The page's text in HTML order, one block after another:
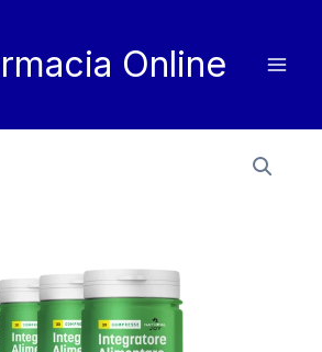
Online